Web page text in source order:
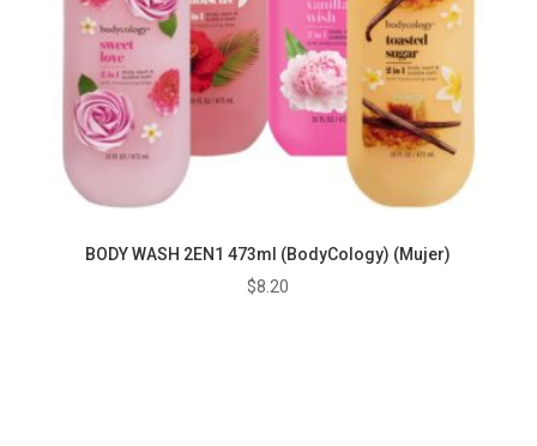
BODY WASH 2EN1 473ml (BodyCology) (Mujer)
$8.20